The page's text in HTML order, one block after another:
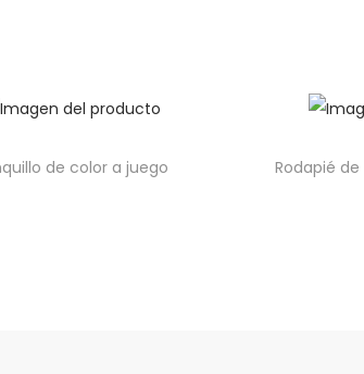
de color a juego Rodapié